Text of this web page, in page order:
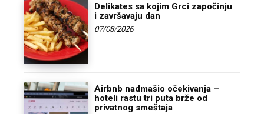
Delikates sa kojim Grci započinju
i završavaju dan
07/08/2026
Airbnb nadmašio očekivanja –
hoteli rastu tri puta brže od
privatnog smeštaja